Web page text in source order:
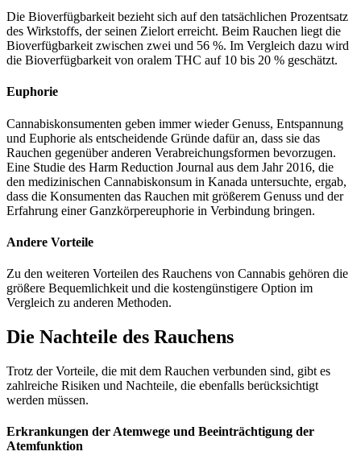
Die Bioverfügbarkeit bezieht sich auf den tatsächlichen Prozentsatz
des Wirkstoffs, der seinen Zielort erreicht. Beim Rauchen liegt die
Bioverfügbarkeit zwischen zwei und 56 %. Im Vergleich dazu wird
die Bioverfügbarkeit von oralem THC auf 10 bis 20 % geschätzt.
Euphorie
Cannabiskonsumenten geben immer wieder Genuss, Entspannung
und Euphorie als entscheidende Gründe dafür an, dass sie das
Rauchen gegenüber anderen Verabreichungsformen bevorzugen.
Eine Studie des Harm Reduction Journal aus dem Jahr 2016, die
den medizinischen Cannabiskonsum in Kanada untersuchte, ergab,
dass die Konsumenten das Rauchen mit größerem Genuss und der
Erfahrung einer Ganzkörpereuphorie in Verbindung bringen.
Andere Vorteile
Zu den weiteren Vorteilen des Rauchens von Cannabis gehören die
größere Bequemlichkeit und die kostengünstigere Option im
Vergleich zu anderen Methoden.
Die Nachteile des Rauchens
Trotz der Vorteile, die mit dem Rauchen verbunden sind, gibt es
zahlreiche Risiken und Nachteile, die ebenfalls berücksichtigt
werden müssen.
Erkrankungen der Atemwege und Beeinträchtigung der
Atemfunktion